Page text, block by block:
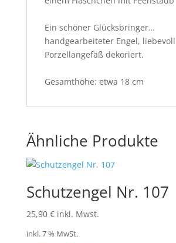
Ein schöner Glücksbringer…
handgearbeiteter Engel,
Porzellangefäß dekoriert.
Gesamthöhe: etwa 18 cm
Ähnliche Produkte
Schutzengel Nr. 107
25,90 € inkl. Mwst.
inkl. 7 % MwSt.